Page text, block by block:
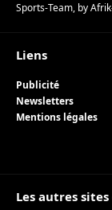
Sports-Team, by
Liens
Publicité
Newsletters
Mentions légales
Les autres